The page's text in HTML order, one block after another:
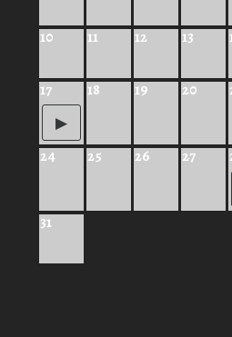
10 11 12 13
17 18 19 20
24 25 26 27
31